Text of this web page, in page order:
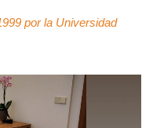
por la Universidad